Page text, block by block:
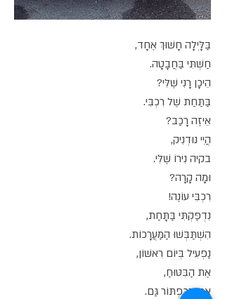
בַּלָּיְלָה חָשׁוּךְ אֶחָד,
חַשְׁתִּי בַּחֲבָטָה.
הֵיכָן רָנִי שֶׁלִּי?
בַּתַּחַת שֶׁל רִכְבִּי.
אֵיזֶה רָכַב?
הֲיִי נוּדְנִיק,
בקיה נִירוֹ שֶׁלִּי.
וּמָה קָרָה?
רִכְבִּי עוֹנֶה!
נִדְפַּקְתִּי בַּתָּחַת,
הִשְׁתַּבְּשׁוּ הַמַּעֲרָכוֹת.
נַפְעִיל בְּיוֹם רִאשׁוֹן,
אֶת הַבִּטּוּחַ,
אֶת הַכַּפְתּוֹר גַּם.